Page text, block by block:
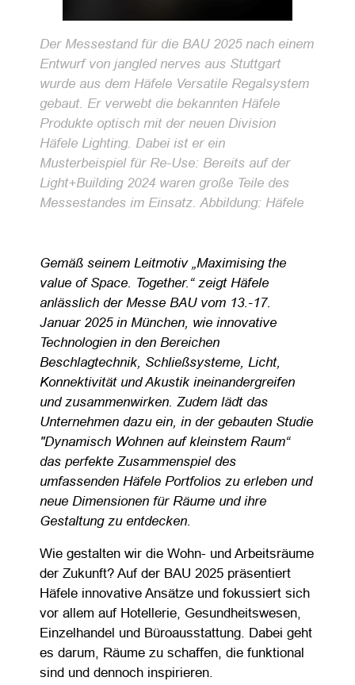
Der Messestand für die BAU 2025 nach einem
Entwurf von jangled nerves aus Stuttgart
wurde aus dem Häfele Versatile Regalsystem
gebaut. Er verwebt die bekannten Häfele
Produkte optisch mit der neuen Division
Häfele Lighting. Dabei ist er ein
Musterbeispiel für Re-Use: Bereits auf der
Light+Building 2024 waren große Teile des
Messestandes im Einsatz. Abbildung: Häfele
Gemäß seinem Leitmotiv „Maximising the
value of Space. Together.“ zeigt Häfele
anlässlich der Messe BAU vom 13.-17.
Januar 2025 in München, wie innovative
Technologien in den Bereichen
Beschlagtechnik, Schließsysteme, Licht,
Konnektivität und Akustik ineinandergreifen
und zusammenwirken. Zudem lädt das
Unternehmen dazu ein, in der gebauten Studie
"Dynamisch Wohnen auf kleinstem Raum“
das perfekte Zusammenspiel des
umfassenden Häfele Portfolios zu erleben und
neue Dimensionen für Räume und ihre
Gestaltung zu entdecken.
Wie gestalten wir die Wohn- und Arbeitsräume
der Zukunft? Auf der BAU 2025 präsentiert
Häfele innovative Ansätze und fokussiert sich
vor allem auf Hotellerie, Gesundheitswesen,
Einzelhandel und Büroausstattung. Dabei geht
es darum, Räume zu schaffen, die funktional
sind und dennoch inspirieren.